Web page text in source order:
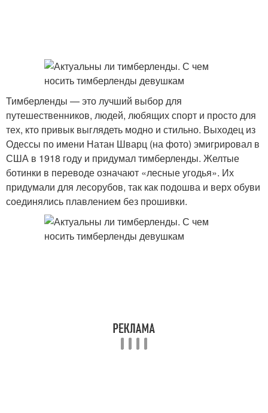
Тимберленды — это лучший выбор для
путешественников, людей, любящих спорт и просто для
тех, кто привык выглядеть модно и стильно. Выходец из
Одессы по имени Натан Шварц (на фото) эмигрировал в
США в 1918 году и придумал тимберленды. Желтые
ботинки в переводе означают «лесные угодья». Их
придумали для лесорубов, так как подошва и верх обуви
соединялись плавлением без прошивки.